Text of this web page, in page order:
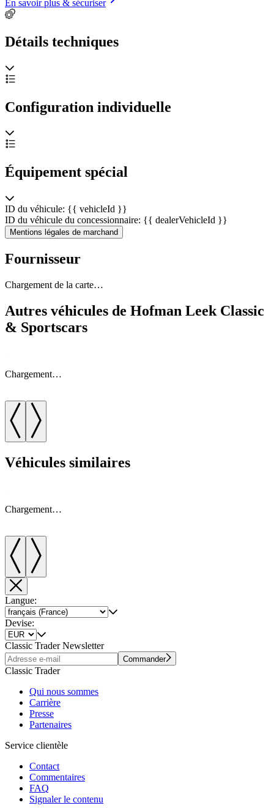
En savoir plus & sécuriser
Détails techniques
Configuration individuelle
Équipement spécial
ID du véhicule: {{ vehicleId }}
ID du véhicule du concessionnaire: {{ dealerVehicleId }}
Mentions légales de marchand
Fournisseur
Chargement de la carte…
Autres véhicules de Hofman Leek Classic
& Sportscars
Chargement…
Véhicules similaires
Chargement…
Langue:
Devise:
Classic Trader Newsletter
Commander
Classic Trader
Qui nous sommes
Carrière
Presse
Partenaires
Service clientèle
Contact
Commentaires
FAQ
Signaler le contenu